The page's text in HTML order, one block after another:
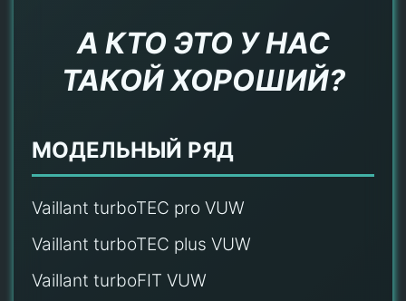
А КТО ЭТО У НАС
ТАКОЙ ХОРОШИЙ?
МОДЕЛЬНЫЙ РЯД
Vaillant turboTEC pro VUW
Vaillant turboTEC plus VUW
Vaillant turboFIT VUW